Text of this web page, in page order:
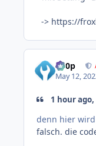
-> https://
d00p
May 12,
1 hour
denn hier
falsch. die